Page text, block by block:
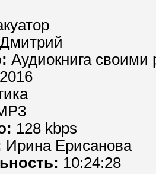
Аудиокнига своими
2016
128 kbps
Ирина Ерисанова
10:24:28